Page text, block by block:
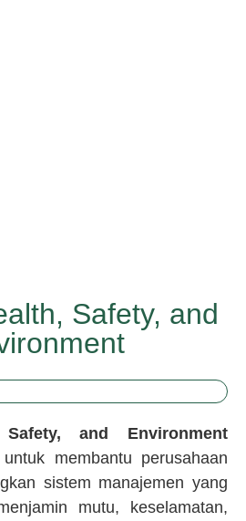
Safety, and
and Environment
membantu perusahaan
sistem manajemen yang
mutu, keselamatan,